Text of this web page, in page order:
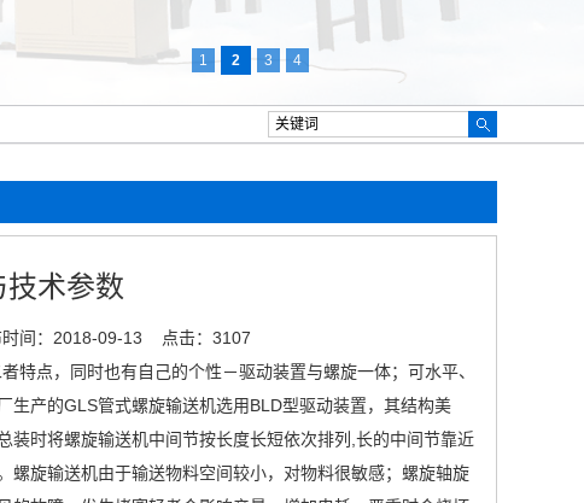
1 2 3 4
术参数
时间：2018-09-13
点击：3107
特点，同时也有自己的个性－驱动装置与螺旋一体；可水平、
生产的GLS管式螺旋输送机选用BLD型驱动装置，其结构美
时将螺旋输送机中间节按长度长短依次排列,长的中间节靠近
旋输送机由于输送物料空间较小，对物料很敏感；螺旋轴旋